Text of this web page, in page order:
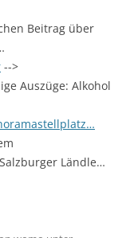
Beitrag über
-->
Auszüge: Alkohol
Ländle…